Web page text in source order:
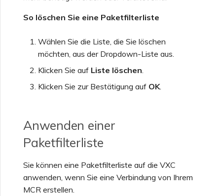
So löschen Sie eine Paketfilterliste
Wählen Sie die Liste, die Sie löschen
möchten, aus der Dropdown-Liste aus.
Klicken Sie auf Liste löschen
Klicken Sie zur Bestätigung auf OK.
Anwenden einer
Paketfilterliste
Sie können eine Paketfilterliste auf die VXC
anwenden, wenn Sie eine Verbindung von Ihrem
MCR erstellen.